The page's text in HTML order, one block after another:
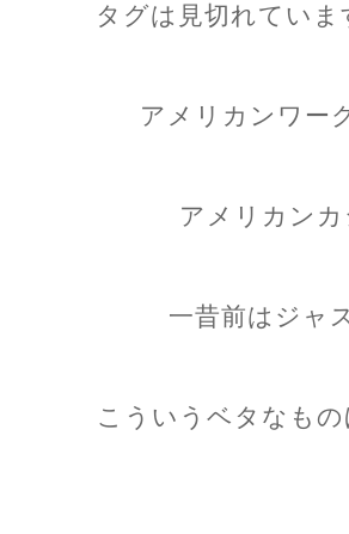
タグは見切れてい
アメリカンワー
アメリカン
一昔前はジャ
こういうベタなも